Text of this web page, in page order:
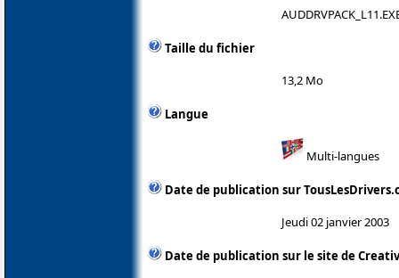
Taille du fichier
13,2 Mo
Langue
Multi-langues
Date de publication sur
Jeudi 02 janvier 2003
Date de publication sur le site de